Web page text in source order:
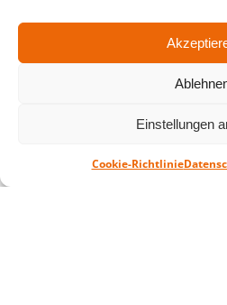
Einstellungen
Cookie-Richtlinie
QUARTERBACK
Am Sportforum
Nahverkehr:
Parken ist während